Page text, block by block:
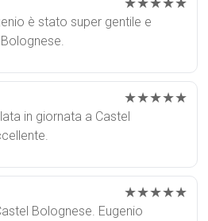
è stato super gentile e
★★★★★
in giornata a Castel
★★★★★
Bolognese. Eugenio